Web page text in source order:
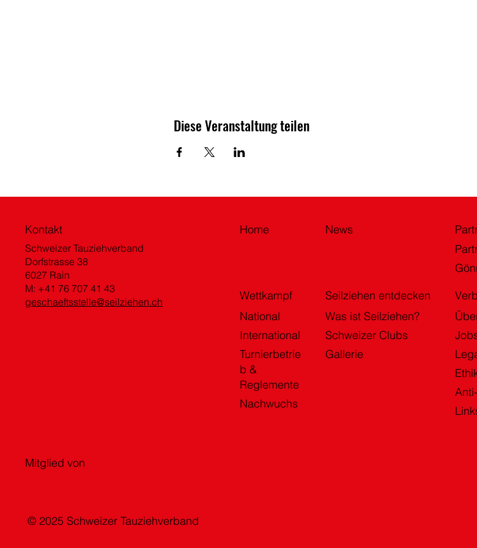
Diese Veranstaltung teilen
Kontakt
Schweizer Tauziehverband
Dorfstrasse 38
6027 Rain
M: +41 76 707 41 43
geschaeftsstelle@seilziehen.ch
Home
Wettkampf
National
International
Turnierbetrie
b &
Reglemente
Nachwuchs
Seilziehen entdecken
Was ist Seilziehen?
Schweizer Clubs
Gallerie
News
Mitglied von
© 2025 Schweizer Tauziehverband